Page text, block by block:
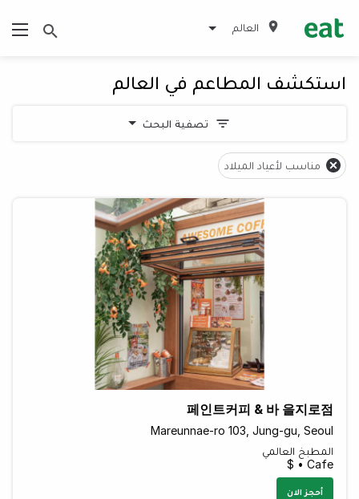
العالم
استكشف المطاعم في العالم
تصفية البحث
مناسب لأعياد الميلاد
페인트커피 & 바 을지로점
Mareunnae-ro 103, Jung-gu, Seoul
المطبخ العالمي
Cafe • $
أحجز الان